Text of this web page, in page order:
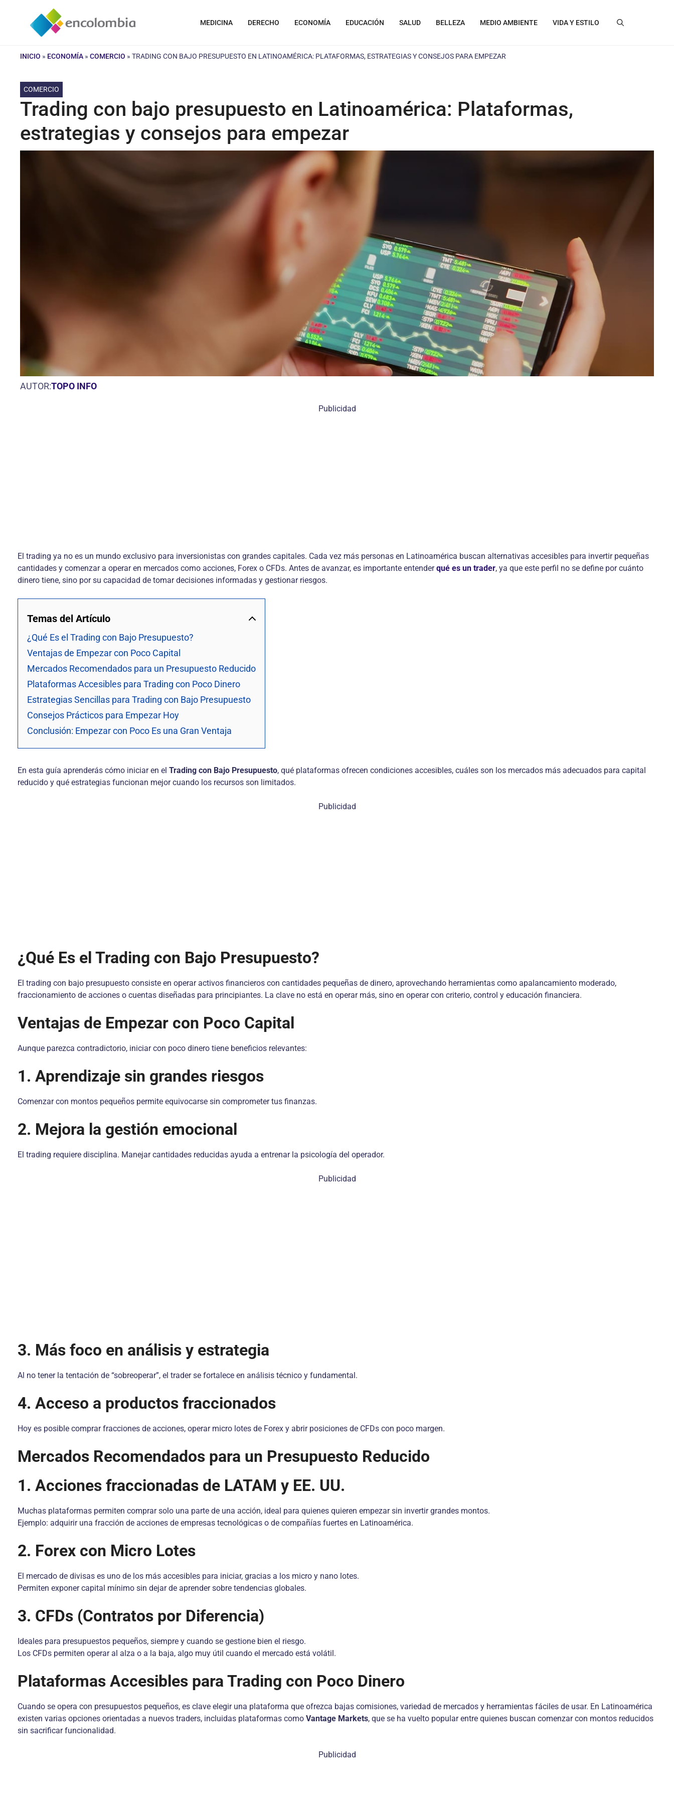
contenido
MEDICINA DERECHO ECONOMÍA EDUCACIÓN SALUD BELLEZA MEDIO AMBIENTE VIDA Y ESTILO
INICIO » ECONOMÍA » COMERCIO » TRADING CON BAJO PRESUPUESTO EN LATINOAMÉRICA: PLATAFORMAS, ESTRATEGIAS Y CONSEJOS PARA EMPEZAR
COMERCIO
Trading con bajo presupuesto en Latinoamérica: Plataformas,
estrategias y consejos para empezar
AUTOR:TOPO INFO
Publicidad
El trading ya no es un mundo exclusivo para inversionistas con grandes capitales. Cada vez más personas en Latinoamérica buscan alternativas accesibles para invertir pequeñas
cantidades y comenzar a operar en mercados como acciones, Forex o CFDs. Antes de avanzar, es importante entenderqué es un trader, ya que este perfil no se define por cuánto
dinero tiene, sino por su capacidad de tomar decisiones informadas y gestionar riesgos.
Temas del Artículo
¿Qué Es el Trading con Bajo Presupuesto?
Ventajas de Empezar con Poco Capital
Mercados Recomendados para un Presupuesto Reducido
Plataformas Accesibles para Trading con Poco Dinero
Estrategias Sencillas para Trading con Bajo Presupuesto
Consejos Prácticos para Empezar Hoy
Conclusión: Empezar con Poco Es una Gran Ventaja
En esta guía aprenderás cómo iniciar en el Trading con Bajo Presupuesto, qué plataformas ofrecen condiciones accesibles, cuáles son los mercados más adecuados para capital
reducido y qué estrategias funcionan mejor cuando los recursos son limitados.
Publicidad
¿Qué Es el Trading con Bajo Presupuesto?
El trading con bajo presupuesto consiste en operar activos financieros con cantidades pequeñas de dinero, aprovechando herramientas como apalancamiento moderado,
fraccionamiento de acciones o cuentas diseñadas para principiantes. La clave no está en operar más, sino en operar con criterio, control y educación financiera.
Ventajas de Empezar con Poco Capital
Aunque parezca contradictorio, iniciar con poco dinero tiene beneficios relevantes:
1. Aprendizaje sin grandes riesgos
Comenzar con montos pequeños permite equivocarse sin comprometer tus finanzas.
2. Mejora la gestión emocional
El trading requiere disciplina. Manejar cantidades reducidas ayuda a entrenar la psicología del operador.
Publicidad
3. Más foco en análisis y estrategia
Al no tener la tentación de “sobreoperar”, el trader se fortalece en análisis técnico y fundamental.
4. Acceso a productos fraccionados
Hoy es posible comprar fracciones de acciones, operar micro lotes de Forex y abrir posiciones de CFDs con poco margen.
Mercados Recomendados para un Presupuesto Reducido
1. Acciones fraccionadas de LATAM y EE. UU.
Muchas plataformas permiten comprar solo una parte de una acción, ideal para quienes quieren empezar sin invertir grandes montos.
Ejemplo: adquirir una fracción de acciones de empresas tecnológicas o de compañías fuertes en Latinoamérica.
2. Forex con Micro Lotes
El mercado de divisas es uno de los más accesibles para iniciar, gracias a los micro y nano lotes.
Permiten exponer capital mínimo sin dejar de aprender sobre tendencias globales.
3. CFDs (Contratos por Diferencia)
Ideales para presupuestos pequeños, siempre y cuando se gestione bien el riesgo.
Los CFDs permiten operar al alza o a la baja, algo muy útil cuando el mercado está volátil.
Plataformas Accesibles para Trading con Poco Dinero
Cuando se opera con presupuestos pequeños, es clave elegir una plataforma que ofrezca bajas comisiones, variedad de mercados y herramientas fáciles de usar. En Latinoamérica
existen varias opciones orientadas a nuevos traders, incluidas plataformas como Vantage Markets, que se ha vuelto popular entre quienes buscan comenzar con montos reducidos
sin sacrificar funcionalidad.
Publicidad